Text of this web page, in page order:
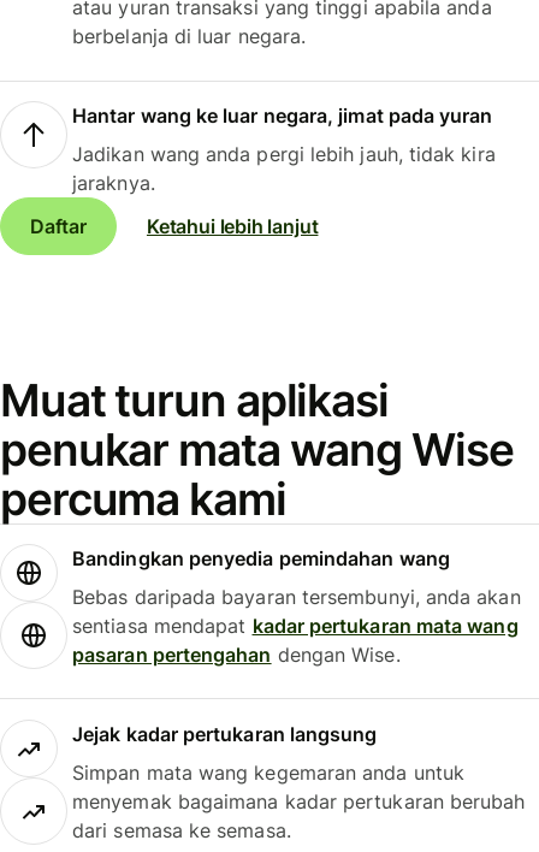
atau yuran transaksi yang tinggi apabila anda
berbelanja di luar negara.
Hantar wang ke luar negara, jimat pada yuran
Jadikan wang anda pergi lebih jauh, tidak kira
jaraknya.
Daftar
Ketahui lebih lanjut
Muat turun aplikasi
penukar mata wang Wise
percuma kami
Bandingkan penyedia pemindahan wang
Bebas daripada bayaran tersembunyi, anda akan
sentiasa mendapat kadar pertukaran mata wang
pasaran pertengahan dengan Wise.
Jejak kadar pertukaran langsung
Simpan mata wang kegemaran anda untuk
menyemak bagaimana kadar pertukaran berubah
dari semasa ke semasa.